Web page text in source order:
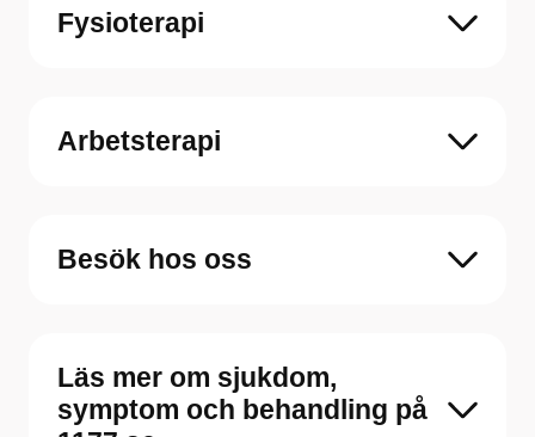
Fysioterapi
Arbetsterapi
Besök hos oss
Läs mer om sjukdom,
symptom och behandling på